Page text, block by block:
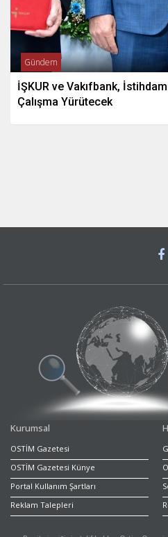
Gündem
İŞKUR ve Vakıfbank,
Çalışma Yürütecek
Kurumsal
OSTİM Gazetesi
OSTİM Gazetesi Künye
Portal Kullanım Şartları
Reklam Talepleri